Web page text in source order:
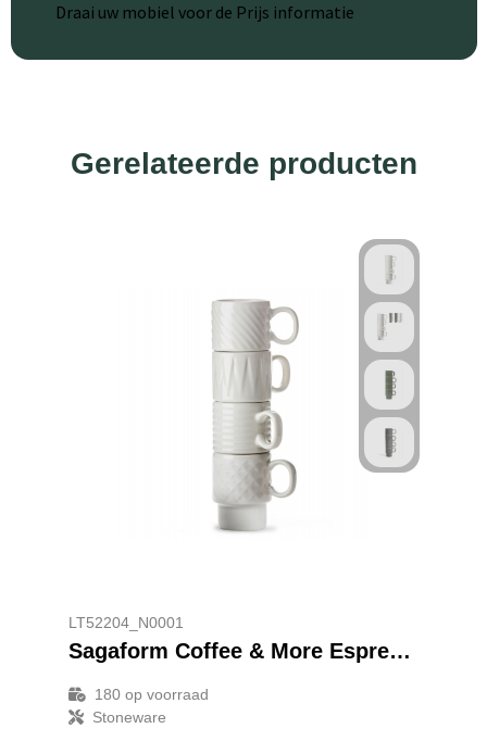
Draai uw mobiel voor de Prijs informatie
Gerelateerde producten
LT52204_N0001
Sagaform Coffee & More Espresso kopjes 4st. 100ml
180op voorraad
Stoneware